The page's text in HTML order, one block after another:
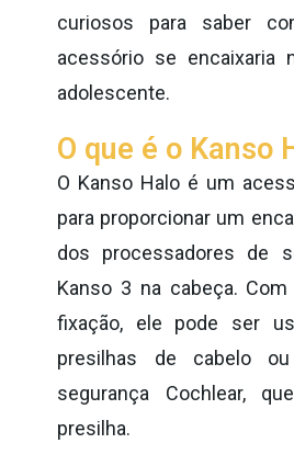
curiosos para saber
acessório se encaixaria
adolescente.
O que é o Kanso
O Kanso Halo é um
para proporcionar um
dos processadores de
Kanso 3 na cabeça.
fixação, ele pode ser
presilhas de cabelo
segurança Cochlear,
presilha.